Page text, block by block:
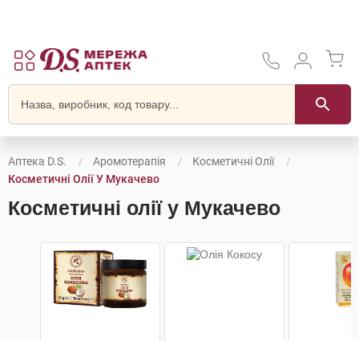
Аптека D.S. Аромотерапія
Косметичні Олії
Косметичні Олії У Мукачево
Косметичні олії у Мукачево